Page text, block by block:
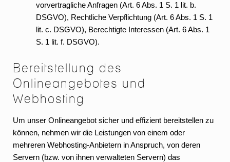
vorvertragliche Anfragen (Art. 6 Abs. 1 S. 1 lit. b.
DSGVO), Rechtliche Verpflichtung (Art. 6 Abs. 1 S. 1
lit. c. DSGVO), Berechtigte Interessen (Art. 6 Abs. 1
S. 1 lit. f. DSGVO).
Bereitstellung des
Onlineangebotes und
Webhosting
Um unser Onlineangebot sicher und effizient bereitstellen zu
können, nehmen wir die Leistungen von einem oder
mehreren Webhosting-Anbietern in Anspruch, von deren
Servern (bzw. von ihnen verwalteten Servern) das